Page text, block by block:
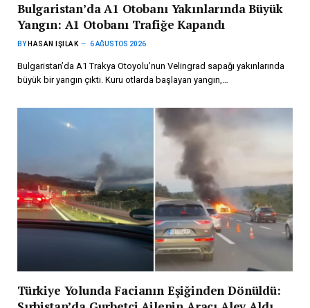
Bulgaristan’da A1 Otobanı Yakınlarında Büyük
Yangın: A1 Otobanı Trafiğe Kapandı
BY HASAN IŞILAK 6 AĞUSTOS 2026
Bulgaristan’da A1 Trakya Otoyolu’nun Velingrad sapağı yakınlarında
büyük bir yangın çıktı. Kuru otlarda başlayan yangın,…
Türkiye Yolunda Facianın Eşiğinden Dönüldü: